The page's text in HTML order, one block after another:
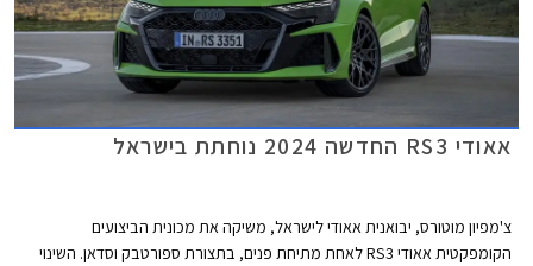
אאודי RS3 החדשה 2024 נוחתת בישראל
צ'מפיון מוטורס, יבואנית אאודי לישראל, משיקה את מכונית הביצועים
הקומפקטית אאודי RS3 לאחת מתיחת פנים, בתצורת ספורטבק וסדאן. השינוי